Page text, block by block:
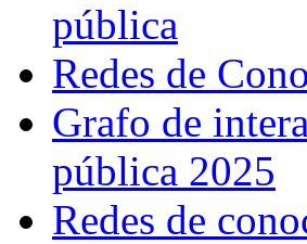
pública
Redes de
Grafo de
pública 2025
Redes de